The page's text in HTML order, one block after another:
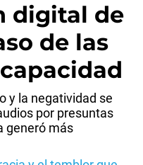
digital de
de las
y la negatividad se
por presuntas
generó más